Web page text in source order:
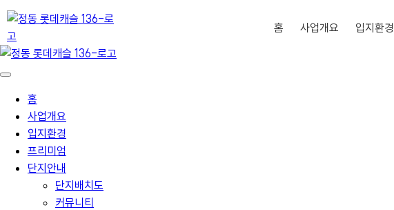
홈 사업개요 입지환경
홈
사업개요
입지환경
프리미엄
단지안내
단지배치도
커뮤니티